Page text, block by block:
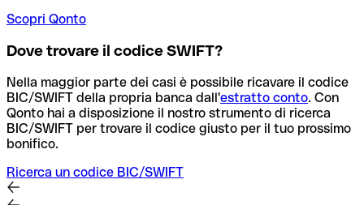
Scopri Qonto
Dove trovare il codice SWIFT?
Nella maggior parte dei casi è possibile ricavare il codice
BIC/SWIFT della propria banca dall'estratto conto. Con
Qonto hai a disposizione il nostro strumento di ricerca
BIC/SWIFT per trovare il codice giusto per il tuo prossimo
bonifico.
Ricerca un codice BIC/SWIFT